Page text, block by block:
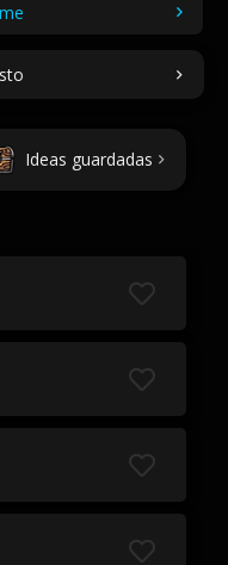
Ideas guardadas